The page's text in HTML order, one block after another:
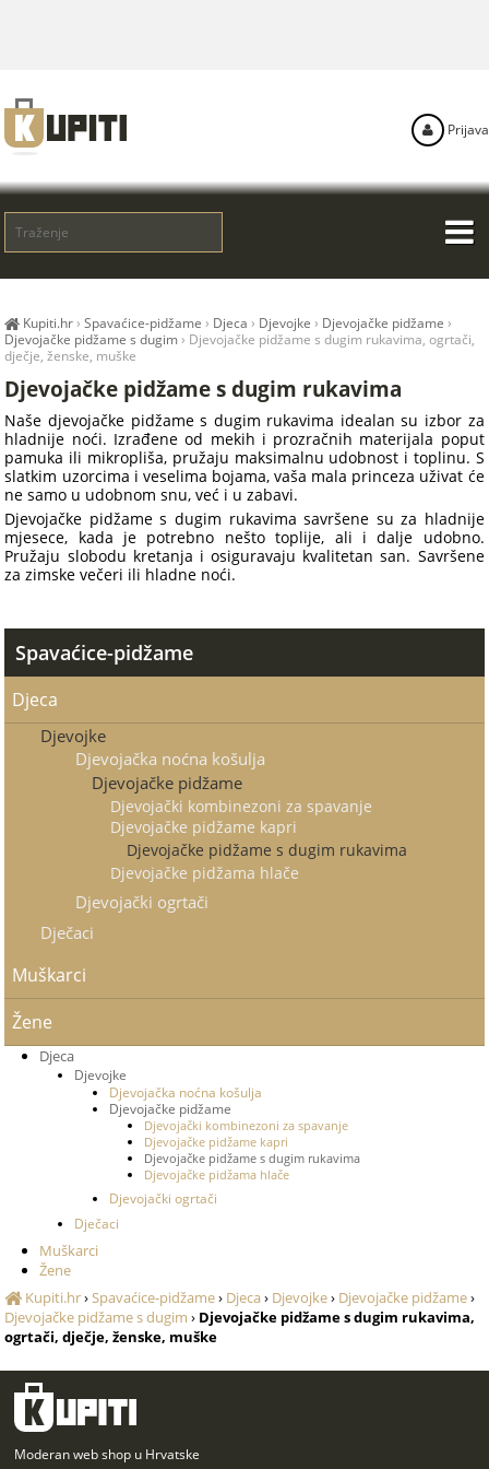
Kupiti.hr›Spavaćice-pidžame › Djeca › Djevojke › Djevojačke pidžame ›
Djevojačke pidžame s dugim › Djevojačke pidžame s dugim rukavima, ogrtači,
dječje, ženske, muške
Djevojačke pidžame s dugim rukavima
Naše djevojačke pidžame s dugim rukavima idealan su izbor za
hladnije noći. Izrađene od mekih i prozračnih materijala poput
pamuka ili mikropliša, pružaju maksimalnu udobnost i toplinu. S
slatkim uzorcima i veselima bojama, vaša mala princeza uživat će
ne samo u udobnom snu, već i u zabavi.
Djevojačke pidžame s dugim rukavima savršene su za hladnije
mjesece, kada je potrebno nešto toplije, ali i dalje udobno.
Pružaju slobodu kretanja i osiguravaju kvalitetan san. Savršene
za zimske večeri ili hladne noći.
Spavaćice-pidžame
Djeca
Djevojke
Djevojačka noćna košulja
Djevojačke pidžame
Djevojački kombinezoni za spavanje
Djevojačke pidžame kapri
Djevojačke pidžame s dugim rukavima
Djevojačke pidžama hlače
Djevojački ogrtači
Dječaci
Muškarci
Žene
Djeca
Djevojke
Djevojačka noćna košulja
Djevojačke pidžame
Djevojački kombinezoni za spavanje
Djevojačke pidžame kapri
Djevojačke pidžame s dugim rukavima
Djevojačke pidžama hlače
Djevojački ogrtači
Dječaci
Muškarci
Žene
Kupiti.hr›Spavaćice-pidžame› Djeca› Djevojke› Djevojačke pidžame›
Djevojačke pidžame s dugim › Djevojačke pidžame s dugim rukavima,
ogrtači, dječje, ženske, muške
Prijava
Moderan web shop u Hrvatske